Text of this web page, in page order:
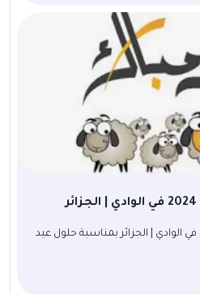
موعد صلاة عيد الأضحى 2024 في الوادي | الجزائر بمناسبة حلول عيد